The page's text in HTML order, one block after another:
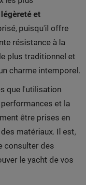
et
puisqu'il offre
résistance à la
plus traditionnel et
charme intemporel.
que l'utilisation
et la
être prises en
matériaux. Il est,
consulter des
le yacht de vos